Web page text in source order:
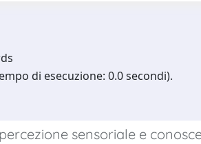
di esecuzione: 0.0 secondi).
sensoriale e